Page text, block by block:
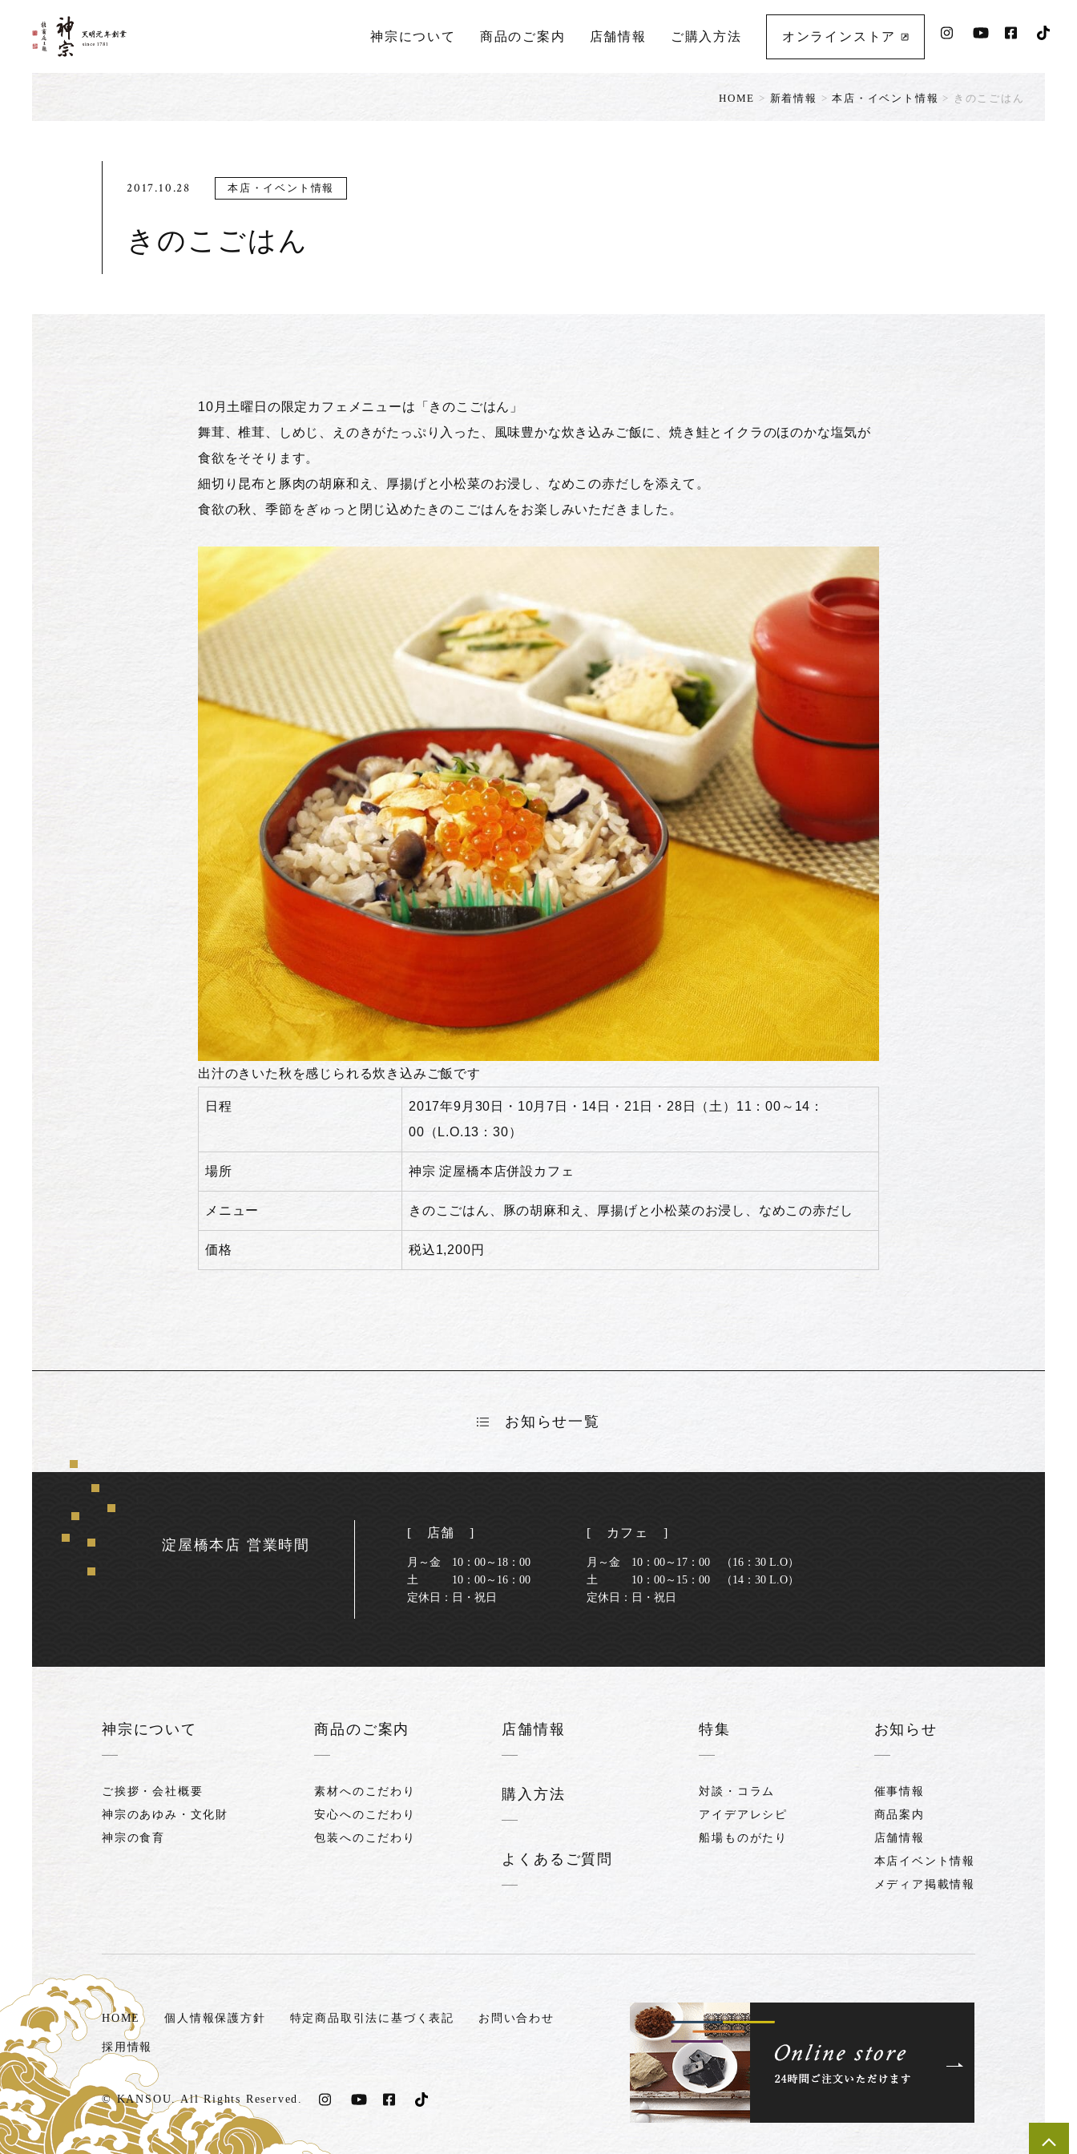
神宗について 商品のご案内 店舗情報 ご購入方法 オンラインストア
HOME > 新着情報 >本店・イベント情報 > きのこごはん
2017.10.28 本店・イベント情報
きのこごはん
10月土曜日の限定カフェメニューは「きのこごはん」
舞茸、椎茸、しめじ、えのきがたっぷり入った、風味豊かな炊き込みご飯に、焼き鮭とイクラのほのかな塩気が
食欲をそそります。
細切り昆布と豚肉の胡麻和え、厚揚げと小松菜のお浸し、なめこの赤だしを添えて。
食欲の秋、季節をぎゅっと閉じ込めたきのこごはんをお楽しみいただきました。
出汁のきいた秋を感じられる炊き込みご飯です
日程
2017年9月30日・10月7日・14日・21日・28日（土）11：00～14：
00（L.O.13：30）
場所 神宗 淀屋橋本店併設カフェ
メニュー きのこごはん、豚の胡麻和え、厚揚げと小松菜のお浸し、なめこの赤だし
価格 税込1,200円
お知らせ一覧
淀屋橋本店 営業時間
[ 店舗 ]
月～金 10：00～18：00
土 10：00～16：00
定休日：日・祝日
[ カフェ ]
月～金 10：00～17：00 （16：30 L.O）
土 10：00～15：00 （14：30 L.O）
定休日：日・祝日
神宗について
ご挨拶・会社概要
神宗のあゆみ・文化財
神宗の食育
商品のご案内
素材へのこだわり
安心へのこだわり
包装へのこだわり
店舗情報
購入方法
よくあるご質問
特集
対談・コラム
アイデアレシピ
船場ものがたり
お知らせ
催事情報
商品案内
店舗情報
本店イベント情報
メディア掲載情報
HOME 個人情報保護方針 特定商品取引法に基づく表記 お問い合わせ
採用情報
© KANSOU. All Rights Reserved.